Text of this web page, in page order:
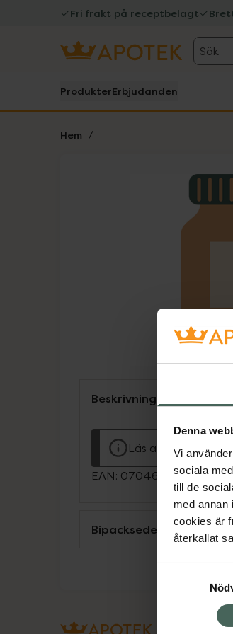
Denna
Vi
sociala
till de
med annan
cookies är
återkallat
Fri frakt på receptbelagt
Sök
ProdukterErbjudanden
Hem
Lista: . Innehåller 1
Beskrivning
Läs alltid
EAN: 07046263957098
Bipacksedel från FASS